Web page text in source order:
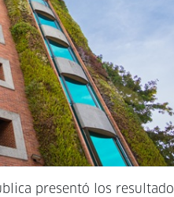
presentó los